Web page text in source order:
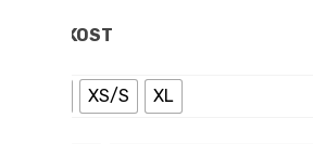
VELIKOST
XS/S XL